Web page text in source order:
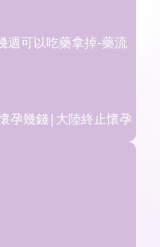
週可以吃藥拿掉-藥流
孕幾錢|大陸終止懷孕